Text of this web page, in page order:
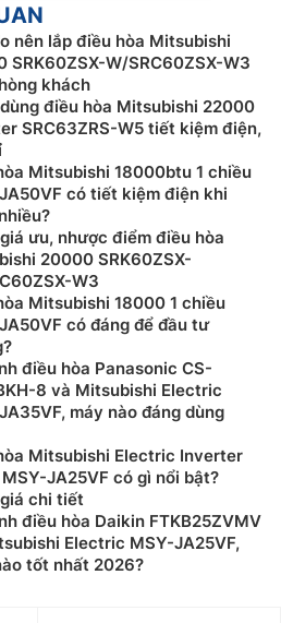
Electric là 2 phân khúc điện
hiện tại, mỗi phân khúc giờ
tên lần lượt là Tập đoàn
Heavy Industries, Ltd.
dòng này thường đặt tên
với các chữ cái như: Điều hòa
điều hòa Mitsubishi Heavy
thì thường đặt tên model
chữ cái như: Điều hòa
hòa Mitsubishi Electric
Mitsubishi đều được sản xuất
nghệ hiện đại hàng đầu.
1 trong 3 thương hiệu điều
đầu tại Việt Nam hiện nay.
phẩm điều hòa
Mitsubishi được phân loại
phù hợp với các không
khác nhau. Dưới đây là một
nên lắp điều hòa Mitsubishi
SRK60ZSX-W/SRC60ZSX-W3
khách
điều hòa Mitsubishi 22000
SRC63ZRS-W5 tiết kiệm điện,
Mitsubishi 18000btu 1 chiều
có tiết kiệm điện khi
ưu, nhược điểm điều hòa
20000 SRK60ZSX-
W3
Mitsubishi 18000 1 chiều
có đáng để đầu tư
điều hòa Panasonic CS-
8 và Mitsubishi Electric
máy nào đáng dùng
Mitsubishi Electric Inverter
JA25VF có gì nổi bật?
chi tiết
điều hòa Daikin FTKB25ZVMV
Electric MSY-JA25VF,
tốt nhất 2026?